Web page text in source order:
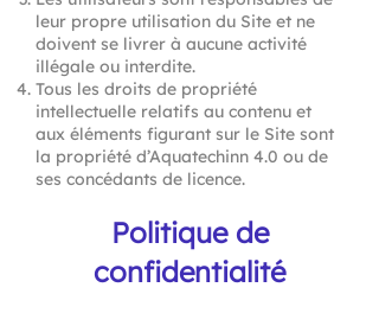
leur propre utilisation du Site et ne
doivent se livrer à aucune activité
illégale ou interdite.
Tous les droits de propriété
intellectuelle relatifs au contenu et
aux éléments figurant sur le Site sont
la propriété d’Aquatechinn 4.0 ou de
ses concédants de licence.
Politique de
confidentialité